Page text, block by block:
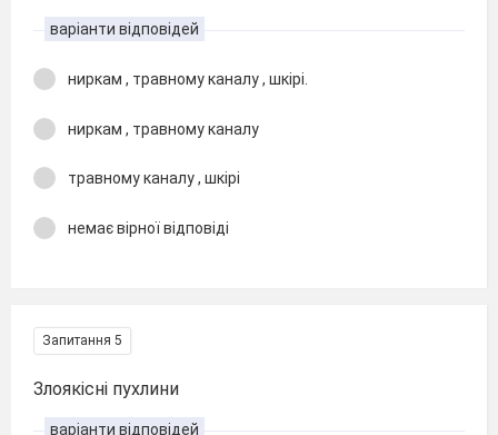
варіанти відповідей
ниркам , травному каналу , шкірі.
ниркам , травному каналу
травному каналу , шкірі
немає вірної відповіді
Запитання 5
Злоякісні пухлини
варіанти відповідей